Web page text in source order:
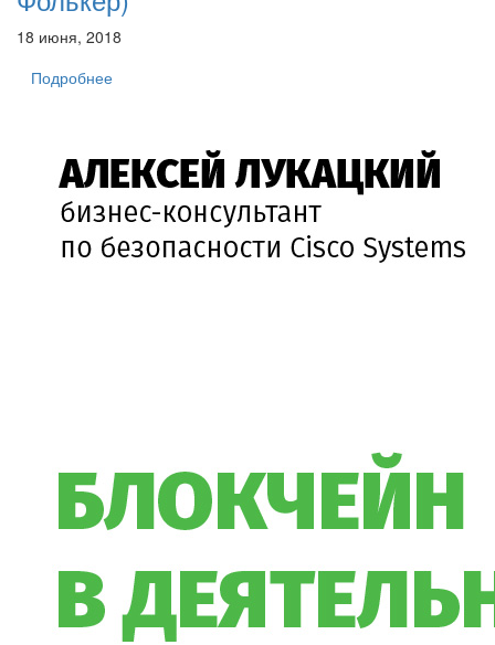
18 июня, 2018
Подробнее